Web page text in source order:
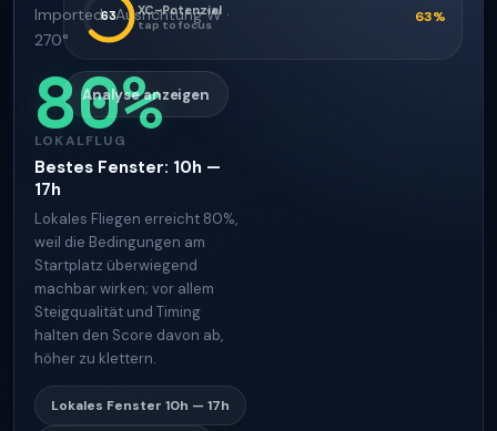
Imported·Ausrichtung W ·
270°
80%
LOKALFLUG
Bestes Fenster: 10h —
17h
Lokales Fliegen erreicht 80%,
weil die Bedingungen am
Startplatz überwiegend
machbar wirken; vor allem
Steigqualität und Timing
halten den Score davon ab,
höher zu klettern.
Lokales Fenster 10h — 17h
63 XC-Potenzial
tap to focus 63%
Analyse anzeigen